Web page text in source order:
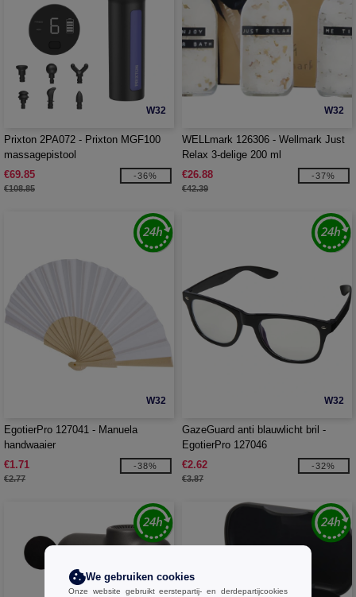
W32
Prixton 2PA072 - Prixton MGF100
massagepistool
€69.85
€108.85
-36%
W32
WELLmark 126306 - Wellmark Just
Relax 3-delige 200 ml
badzoutcadeauset
€26.88
€42.39
-37%
W32
EgotierPro 127041 - Manuela
handwaaier
€1.71
€2.77
-38%
W32
GazeGuard anti blauwlicht bril -
EgotierPro 127046
€2.62
€3.87
-32%
We gebruiken cookies
Onze website gebruikt eerstepartij- en derdepartijcookies